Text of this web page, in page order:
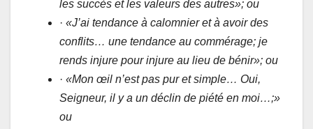
les succès et les valeurs des autres»; ou
· «J’ai tendance à calomnier et à avoir des
conflits… une tendance au commérage; je
rends injure pour injure au lieu de bénir»; ou
· «Mon œil n’est pas pur et simple… Oui,
Seigneur, il y a un déclin de piété en moi…;»
ou